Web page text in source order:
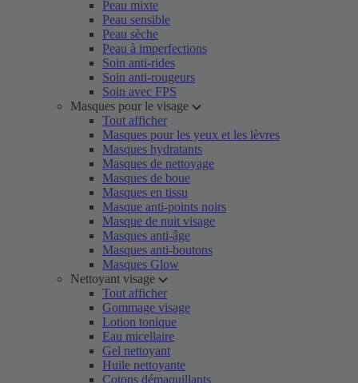
Peau mixte
Peau sensible
Peau sèche
Peau à imperfections
Soin anti-rides
Soin anti-rougeurs
Soin avec FPS
Masques pour le visage
Tout afficher
Masques pour les yeux et les lèvres
Masques hydratants
Masques de nettoyage
Masques de boue
Masques en tissu
Masque anti-points noirs
Masque de nuit visage
Masques anti-âge
Masques anti-boutons
Masques Glow
Nettoyant visage
Tout afficher
Gommage visage
Lotion tonique
Eau micellaire
Gel nettoyant
Huile nettoyante
Cotons démaquillants